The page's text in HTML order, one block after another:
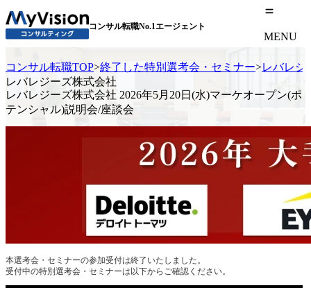
コンサル転職No.1エージェント
MENU
コンサル転職TOP>終了した特別選考会・セミナー>レバレジ
レバレジーズ株式会社
レバレジーズ株式会社 2026年5月20日(水)マーケオープン(ポ
テンシャル)説明会/座談会
本選考会・セミナーの参加受付は終了いたしました。
受付中の特別選考会・セミナーは以下からご確認ください。